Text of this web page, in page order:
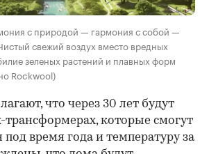
с природой — гармония с собой —
свежий воздух вместо вредных
зеленых растений и плавных форм
Rockwool)
что через 30 лет будут
трансформерах, которые смогут
под время года и температуру за